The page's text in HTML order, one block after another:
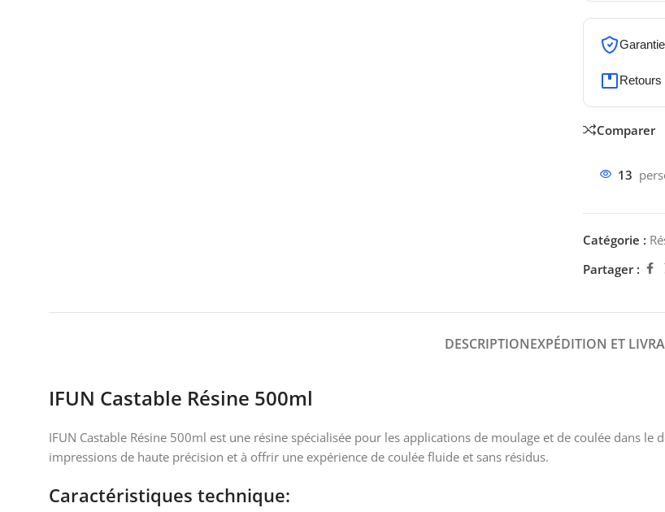
Garantie
Retours
Comparer
13
Catégorie :
Partager :
DESCRIPTIONEXPÉDITION ET
IFUN Castable Résine 500ml
IFUN Castable Résine 500ml est une résine spécialisée pour les applications de moulage et de coulée dans
impressions de haute précision et à offrir une expérience de coulée fluide et sans résidus.
Caractéristiques technique: